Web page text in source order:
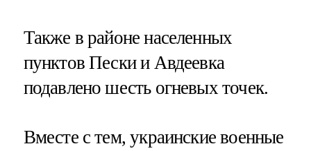
Также в районе населенных
пунктов Пески и Авдеевка
подавлено шесть огневых точек.
Вместе с тем, украинские военные